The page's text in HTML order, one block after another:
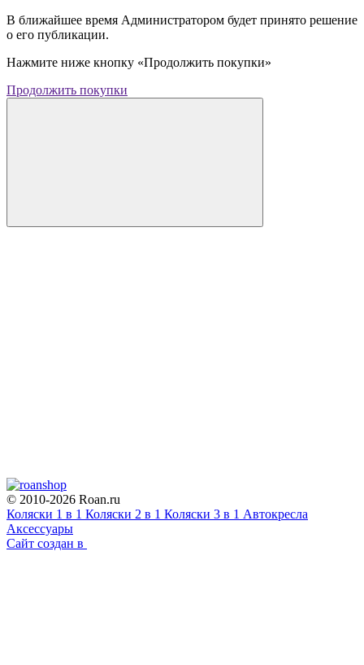
В ближайшее время Администратором будет принято решение
о его публикации.
Нажмите ниже кнопку «Продолжить покупки»
Продолжить покупки
© 2010-2026 Roan.ru
Коляски 1 в 1 Коляски 2 в 1 Коляски 3 в 1 Автокресла
Аксессуары
Сайт создан в